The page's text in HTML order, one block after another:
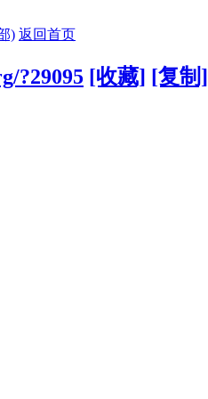
) 返回首页
?29095 [收藏] [复制]